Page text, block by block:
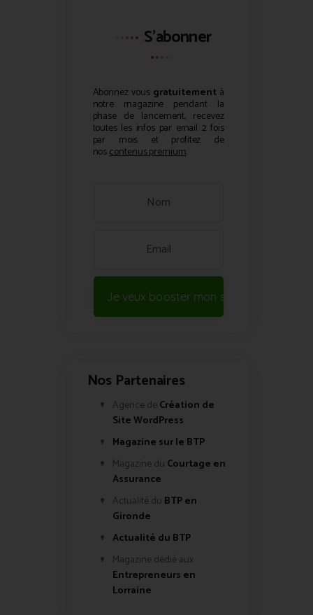
S'abonner
Abonnez vous gratuitementà
notre magazine pendant la
phase de lancement, recevez
toutes les infos par email 2 fois
par mois et profitez de
noscontenus premium.
Je veux booster mon site !
Nos Partenaires
Agence de Création de
Site WordPress
Magazine sur le BTP
Magazine du Courtage en
Assurance
Actualité du BTP en
Gironde
Actualité du BTP
Magazine dédié aux
Entrepreneurs en
Lorraine